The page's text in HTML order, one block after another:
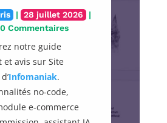
| 28 juillet 2026 |
Commentaires
notre guide
et avis sur Site
Infomaniak.
no-code,
e-commerce